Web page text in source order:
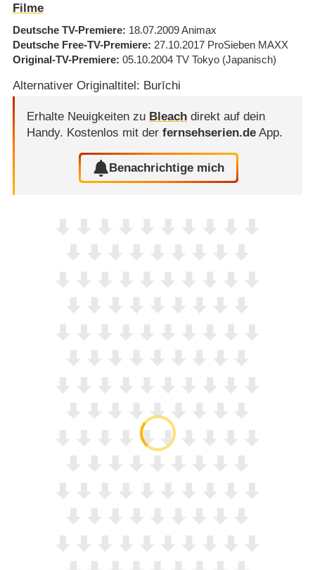
Filme
Deutsche TV-Premiere 18.07.2009Animax
Deutsche Free-TV-Premiere 27.10.2017 ProSieben MAXX
Original-TV-Premiere 05.10.2004 TV Tokyo (Japanisch)
Alternativer Originaltitel: Burīchi
Erhalte Neuigkeiten zu Bleachdirekt auf dein
Handy. Kostenlos mit der fernsehserien.deApp.
Benachrichtige mich